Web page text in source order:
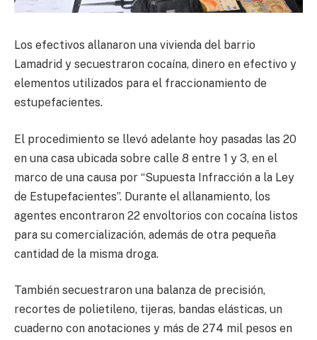
Los efectivos allanaron una vivienda del barrio
Lamadrid y secuestraron cocaína, dinero en efectivo y
elementos utilizados para el fraccionamiento de
estupefacientes.
El procedimiento se llevó adelante hoy pasadas las 20
en una casa ubicada sobre calle 8 entre 1 y 3, en el
marco de una causa por “Supuesta Infracción a la Ley
de Estupefacientes”. Durante el allanamiento, los
agentes encontraron 22 envoltorios con cocaína listos
para su comercialización, además de otra pequeña
cantidad de la misma droga.
También secuestraron una balanza de precisión,
recortes de polietileno, tijeras, bandas elásticas, un
cuaderno con anotaciones y más de 274 mil pesos en